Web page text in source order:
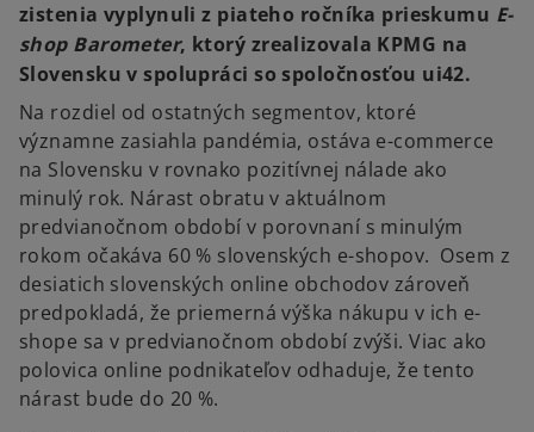
zistenia vyplynuli z piateho ročníka prieskumu E-
shop Barometer, ktorý zrealizovala KPMG na
Slovensku v spolupráci so spoločnosťou ui42.
Na rozdiel od ostatných segmentov, ktoré
významne zasiahla pandémia, ostáva e-commerce
na Slovensku v rovnako pozitívnej nálade ako
minulý rok. Nárast obratu v aktuálnom
predvianočnom období v porovnaní s minulým
rokom očakáva 60 % slovenských e-shopov. Osem z
desiatich slovenských online obchodov zároveň
predpokladá, že priemerná výška nákupu v ich e-
shope sa v predvianočnom období zvýši. Viac ako
polovica online podnikateľov odhaduje, že tento
nárast bude do 20 %.